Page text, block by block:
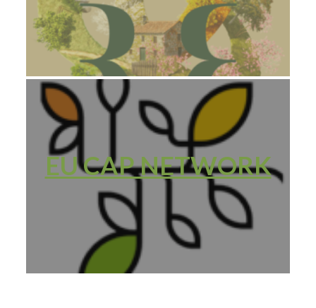
EU CAP NETWORK